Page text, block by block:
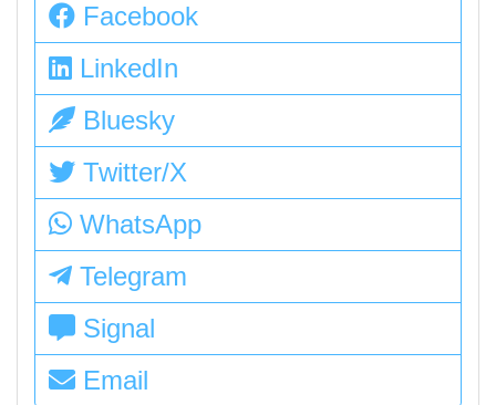
Facebook
LinkedIn
Bluesky
Twitter/X
WhatsApp
Telegram
Signal
Email